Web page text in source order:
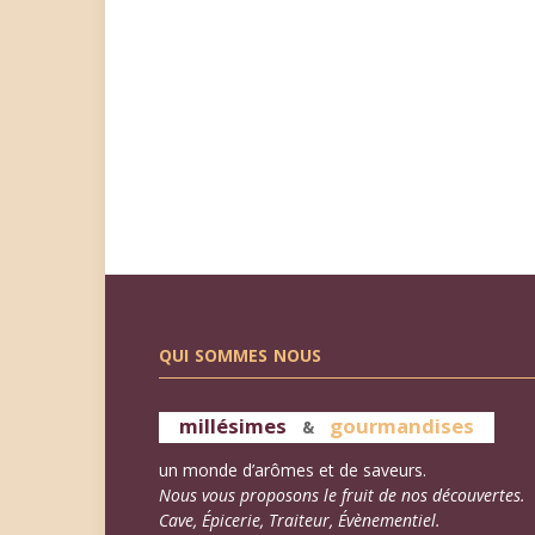
QUI SOMMES NOUS
millésimes & gourmandises
un monde d’arômes et de saveurs.
Nous vous proposons le fruit de nos découvertes.
Cave, Épicerie, Traiteur, Évènementiel.